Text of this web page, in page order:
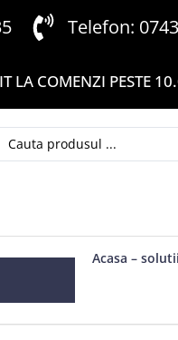
Telefon:
LA COMENZI PESTE
Acasa –